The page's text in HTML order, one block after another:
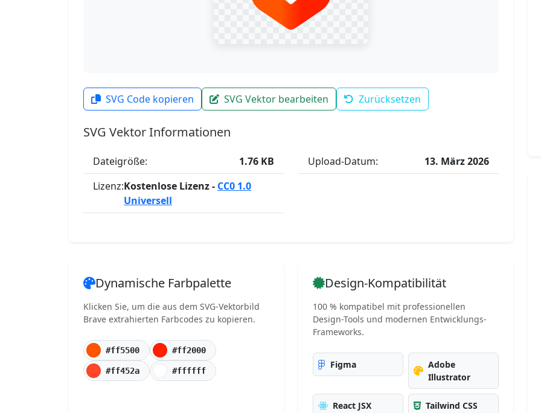
SVG Code kopieren SVG Vektor bearbeiten Zurücksetzen
SVG Vektor Informationen
Dateigröße:
1.76 KB
Lizenz:Kostenlose Lizenz - CC0 1.0
Universell
Upload-Datum: 13. März 2026
Dynamische Farbpalette
Klicken Sie, um die aus dem SVG-Vektorbild
Brave extrahierten Farbcodes zu kopieren.
#ff5500 #ff2000
#ff452a #ffffff
Design-Kompatibilität
100 % kompatibel mit professionellen
Design-Tools und modernen Entwicklungs-
Frameworks.
Figma
Adobe
Illustrator
React JSX Tailwind CSS